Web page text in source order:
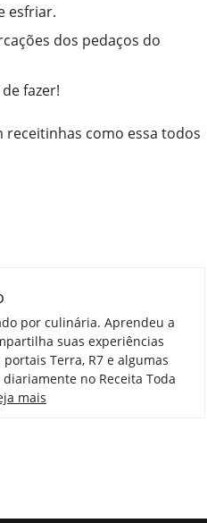
esfriar.
dos pedaços do
fazer!
como essa todos
por culinária. Aprendeu a
suas experiências
Terra, R7 e algumas
no Receita Toda
mais